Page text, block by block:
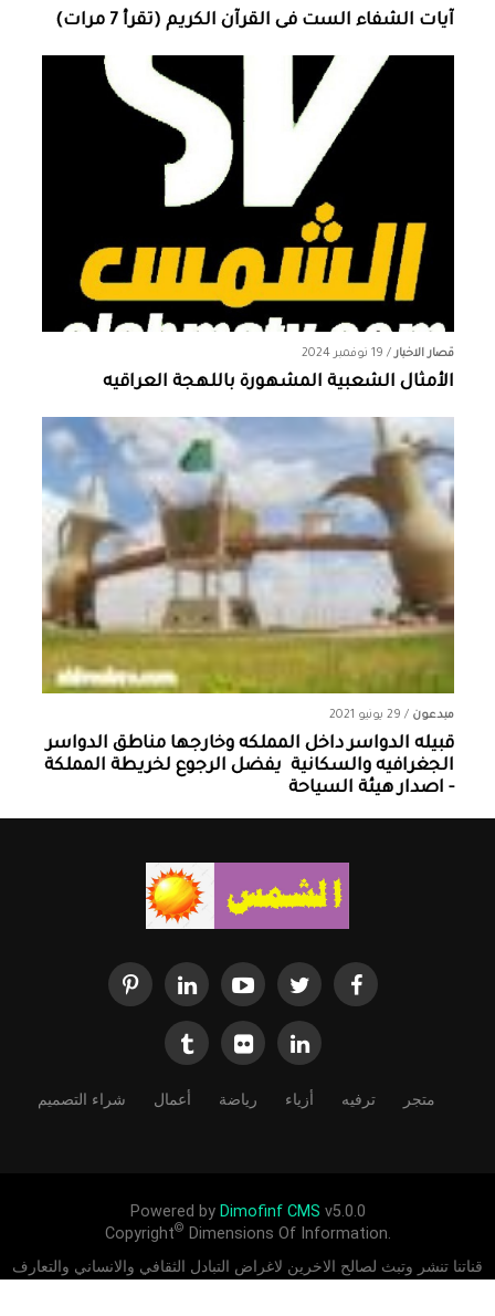
آيات الشفاء الست فى القرآن الكريم (تقرأ 7 مرات)
قصار الاخبار/ 19 نوفمبر 2024
الأمثال الشعبية المشهورة باللهجة العراقيه
مبدعون / 29 يونيو 2021
قبيله الدواسر داخل المملكه وخارجها ‏مناطق الدواسر
الجغرافيه والسكانية ‏ يفضل الرجوع لخريطة المملكة
- اصدار هيئة السياحة
متجر ترفيه أزياء رياضة أعمال شراء التصميم
Powered by Dimofinf CMS v5.0.0
Copyright© Dimensions Of Information.
قناتنا تنشر وتبث لصالح الاخرين لاغراض التبادل الثقافي والانساني والتعارف